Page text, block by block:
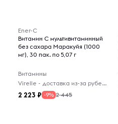
Ener-C
Витамин C мультивитаминный
без сахара Маракуйя (1000
мг), 30 пак. по 5,07 г
Витамины
Virelle - доставка из-за рубежа
2 223 -9% 2 445